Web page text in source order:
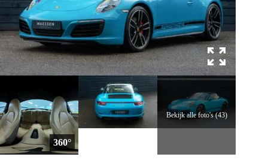
360°
Bekijk alle foto's (43)